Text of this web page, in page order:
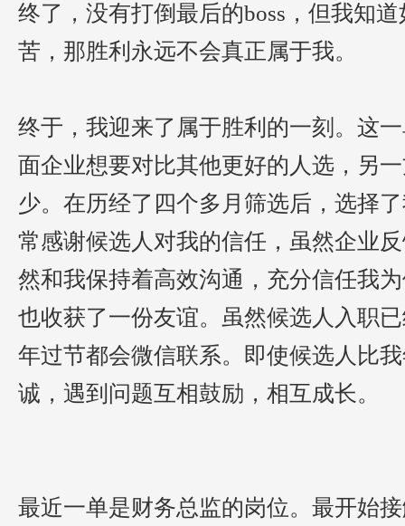
终了，没有打倒最后的boss，但我知道
苦 ， 那胜利 永远不会真正 属于我。
终于， 我迎来了属于胜利的一刻 。 这
面企业想要对比其他更好的人选， 另
少。 在历经了四个多月 筛选后， 选择
常感谢候选人 对我的信任，虽然企业
然和我保持着高效沟通， 充分信任我
也收获了一份友谊。 虽然候选人 入职
年过节都会微信联系。 即使候选人 比
诚 ，遇到问题互相鼓励，相互成长。
最近一单是财务总监的岗位。 最开始